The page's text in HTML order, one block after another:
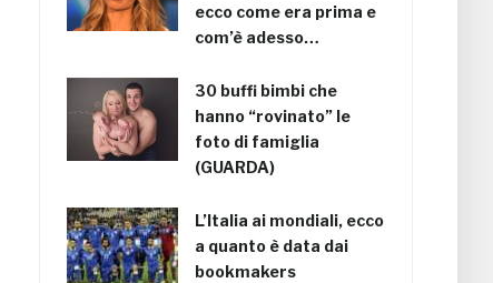
ecco come era prima e
com’è adesso…
30 buffi bimbi che
hanno “rovinato” le
foto di famiglia
(GUARDA)
L’Italia ai mondiali, ecco
a quanto è data dai
bookmakers